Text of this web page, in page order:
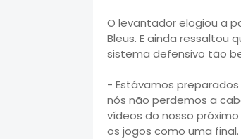
O levantador elogiou a
Bleus. E ainda ressaltou
sistema defensivo tão
- Estávamos
nós não perdemos a
vídeos do nosso
os jogos como uma final.